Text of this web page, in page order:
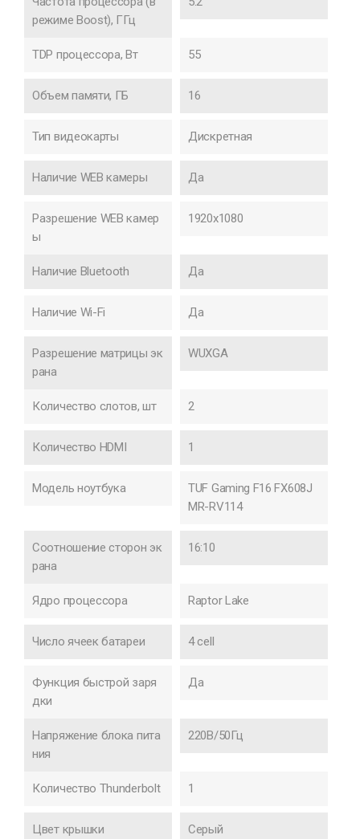
режиме Boost), ГГц
TDP процессора, Вт 55
Объем памяти, ГБ 16
Тип видеокарты Дискретная
Наличие WEB камеры Да
Разрешение WEB камер
ы
1920x1080
Наличие Bluetooth Да
Наличие Wi-Fi Да
Разрешение матрицы эк
рана
WUXGA
Количество слотов, шт 2
Количество HDMI 1
Модель ноутбука
TUF Gaming F16 FX608J
MR-RV114
Соотношение сторон эк
рана
16:10
Ядро процессора Raptor Lake
Число ячеек батареи 4 cell
Функция быстрой заря
дки
Да
Напряжение блока пита
ния
220В/50Гц
Количество Thunderbolt 1
Цвет крышки Серый